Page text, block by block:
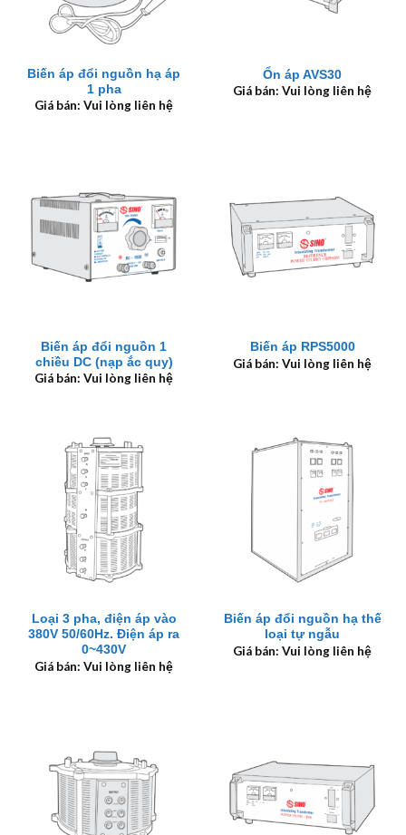
Biến áp đổi nguồn hạ áp
1 pha
Giá bán: Vui lòng liên hệ
Ổn áp AVS30
Giá bán: Vui lòng liên hệ
Biến áp đổi nguồn 1
chiều DC (nạp ắc quy)
Giá bán: Vui lòng liên hệ
Biến áp RPS5000
Giá bán: Vui lòng liên hệ
Loại 3 pha, điện áp vào
380V 50/60Hz. Điện áp ra
0~430V
Giá bán: Vui lòng liên hệ
Biến áp đổi nguồn hạ thế
loại tự ngẫu
Giá bán: Vui lòng liên hệ